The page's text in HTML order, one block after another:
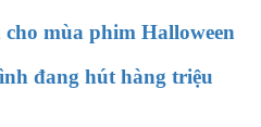
mùa phim Halloween
đang hút hàng triệu